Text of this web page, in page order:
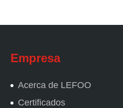
Empresa
Acerca de LEFOO
Certificados